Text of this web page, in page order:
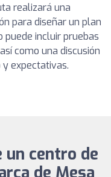
realizará una
para diseñar un plan
puede incluir pruebas
como una discusión
expectativas.
un centro de